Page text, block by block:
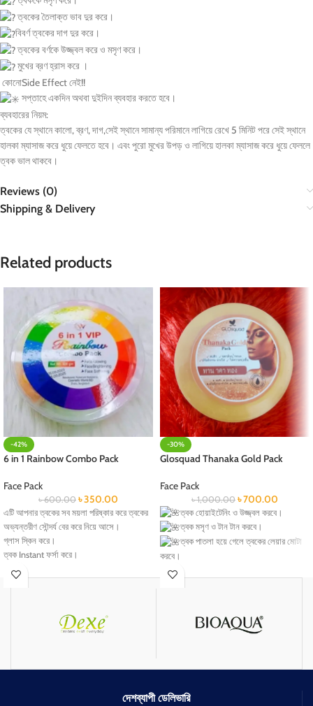
ত্বকের তৈলাক্ত ভাব দুর করে।
বিবর্ণ ত্বকের দাগ দুর করে।
ত্বকের বর্ণকে উজ্জ্বল করে ও মসৃণ করে।
মুখের ব্রণ হ্রাস করে ।
কোনোSide Effect নেই!!
সপ্তাহে একদিন অথবা দুইদিন ব্যবহার করতে হবে।
ব্যবহারের নিয়ম:
ত্বকের যে স্থানে কালো, ব্রণ, দাগ,সেই স্থানে সামান্য পরিমানে লাগিয়ে রেখে 5 মিনিট পরে সেই স্থানে
হালকা ম্যাসাজ করে ধুয়ে ফেলতে হবে। এবং পুরো মুখের উপড় ও লাগিয়ে হালকা ম্যাসাজ করে ধুয়ে ফেললে
ত্বক ভাল থাকবে।
Reviews (0)
Shipping & Delivery
Related products
-42%
6 in 1 Rainbow Combo Pack
Face Pack
৳600.00 ৳350.00
এটি আপনার ত্বকের সব ময়লা পরিষ্কার করে ত্বকের
অভ্যন্তরীণ সৌন্দর্য বের করে নিয়ে আসে।
গ্লাস স্কিন করে।
ত্বক Instant ফর্সা করে।
ত্বক মসৃণ করে তোলে।
প্রাকৃতিক উজ্জ্বলতা এবং ত্বকের তারুণ্য প্রকাশ
এটি ব্যবহারে আপনার ত্বকে গোল্ডেন আভা আসবে।
-30%
Glosquad Thanaka Gold Pack
Face Pack
৳1,000.00 ৳700.00
ত্বক হোয়াইটেনিং ও উজ্জ্বল করবে।
ত্বক মসৃণ ও টান টান করবে।
ত্বক পাতলা হয়ে গেলে ত্বকের লেয়ার মোটা
করবে।
বলিরেখা দূর করবে।
দেশব্যাপী ডেলিভারি